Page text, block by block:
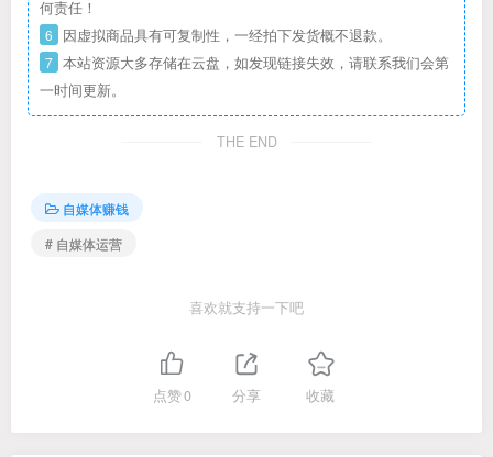
何责任！
6 因虚拟商品具有可复制性，一经拍下发货概不退款。
7 本站资源大多存储在云盘，如发现链接失效，请联系我们会第
一时间更新。
THE END
自媒体赚钱
# 自媒体运营
喜欢就支持一下吧
点赞0 分享 收藏